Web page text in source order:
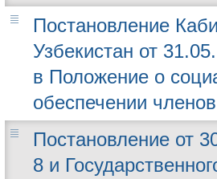
Постановление
Узбекистан от
в Положение о
обеспечении
Постановление от
8 и